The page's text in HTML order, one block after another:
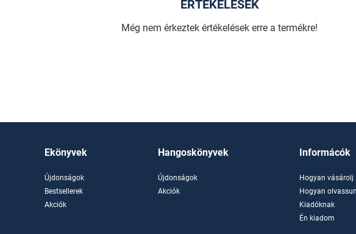
ÉRTÉKELÉSEK
Még nem érkeztek értékelések erre a termékre!
Ekönyvek
Újdonságok
Bestsellerek
Akciók
Hangoskönyvek
Újdonságok
Akciók
Informácók
Hogyan vásárolj
Hogyan
Kiadóknak
Én kiadom